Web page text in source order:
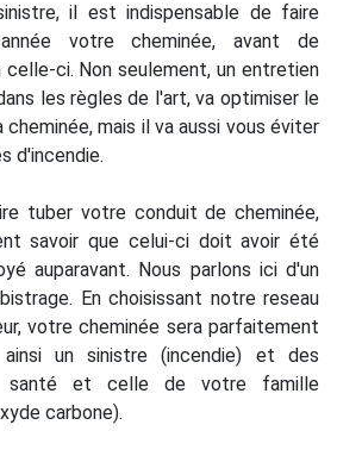
il est indispensable de faire
votre cheminée, avant de
ci. Non seulement, un entretien
les règles de l'art, va optimiser le
mais il va aussi vous éviter
d'incendie.
tuber votre conduit de cheminée,
savoir que celui-ci doit avoir été
auparavant. Nous parlons ici d'un
En choisissant notre reseau
votre cheminée sera parfaitement
un sinistre (incendie) et des
santé et celle de votre famille
carbone).